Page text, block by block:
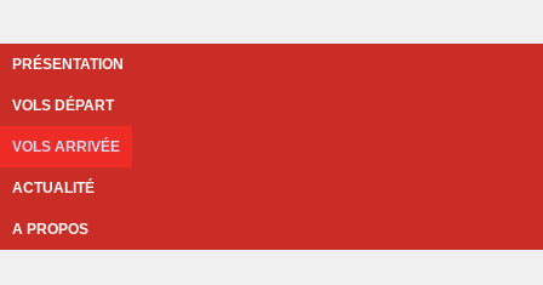
PRÉSENTATION
VOLS DÉPART
VOLS ARRIVÉE
ACTUALITÉ
A PROPOS